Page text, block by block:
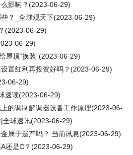
影响？(2023-06-29)
？_全球观天下(2023-06-29)
(2023-06-29)
06-29)
屋顶“换装”(2023-06-29)
置红利再投资好吗？(2023-06-29)
06-29)
速读(2023-06-29)
的调制解调器设备工作原理(2023-06-
全球速讯(2023-06-29)
属于遗产吗？ 当前讯息(2023-06-29)
还是C？(2023-06-29)